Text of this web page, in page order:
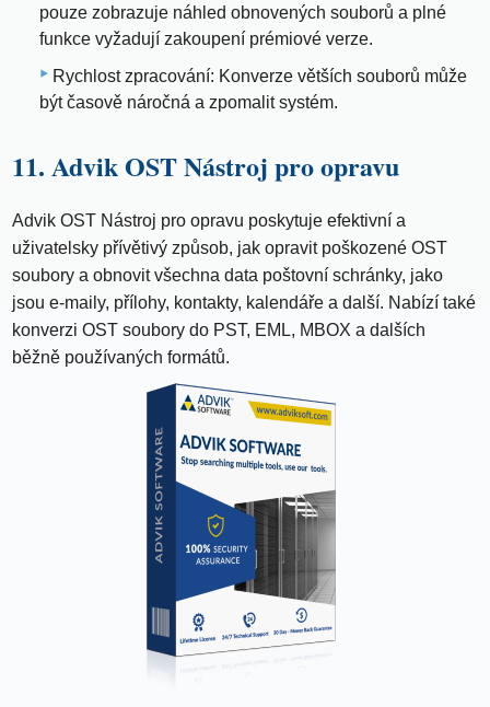
pouze zobrazuje náhled obnovených souborů a plné
funkce vyžadují zakoupení prémiové verze.
Rychlost zpracování: Konverze větších souborů může
být časově náročná a zpomalit systém.
11. Advik OST Nástroj pro opravu
Advik OST Nástroj pro opravu poskytuje efektivní a
uživatelsky přívětivý způsob, jak opravit poškozené OST
soubory a obnovit všechna data poštovní schránky, jako
jsou e-maily, přílohy, kontakty, kalendáře a další. Nabízí také
konverzi OST soubory do PST, EML, MBOX a dalších
běžně používaných formátů.